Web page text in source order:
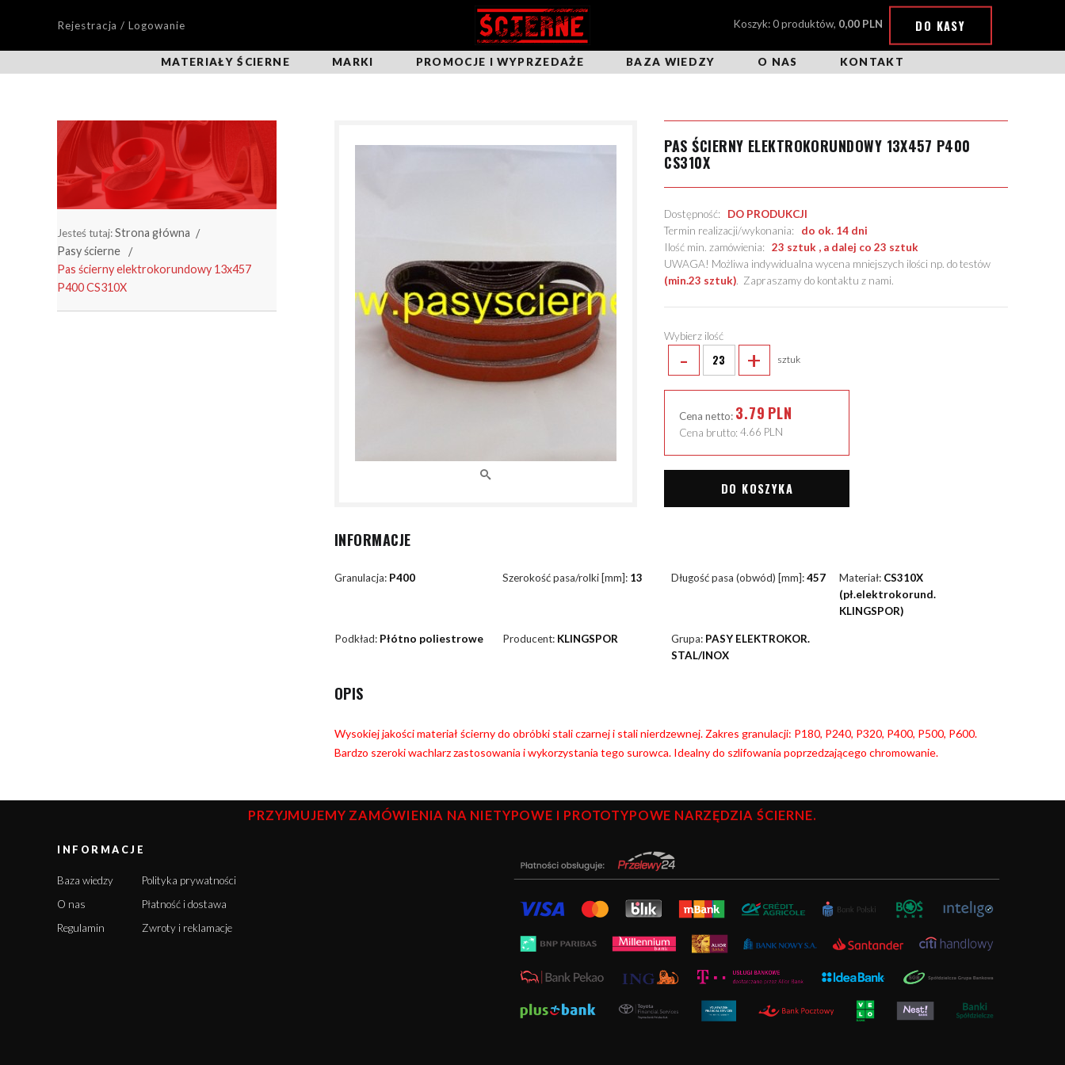
Rejestracja / Logowanie Koszyk: 0 produktów, 0,00 PLN DO KASY
MATERIAŁY ŚCIERNE MARKI PROMOCJE I WYPRZEDAŻE BAZA WIEDZY O NAS KONTAKT
Jesteś tutaj:Strona główna
Pasy ścierne
Pas ścierny elektrokorundowy 13x457
P400 CS310X
PAS ŚCIERNY ELEKTROKORUNDOWY 13X457 P400
CS310X
Dostępność: DO PRODUKCJI
Termin realizacji/wykonania: do ok. 14 dni
Ilość min. zamówienia:23 sztuk , a dalej co 23 sztuk
UWAGA! Możliwa indywidualna wycena mniejszych ilości np. do testów
(min.23 sztuk). Zapraszamy do kontaktu z nami.
Wybierz ilość
- + sztuk
Cena netto: 3.79 PLN
Cena brutto:4.66 PLN
DO KOSZYKA
INFORMACJE
Granulacja: P400 Szerokość pasa/rolki [mm]: 13 Długość pasa (obwód) [mm]:457 Materiał: CS310X
(pł.elektrokorund.
KLINGSPOR)
Podkład: Płótno poliestrowe Producent: KLINGSPOR Grupa: PASY ELEKTROKOR.
STAL/INOX
OPIS
Wysokiej jakości materiał ścierny do obróbki stali czarnej i stali nierdzewnej. Zakres granulacji: P180, P240, P320, P400, P500, P600.
Bardzo szeroki wachlarz zastosowania i wykorzystania tego surowca. Idealny do szlifowania poprzedzającego chromowanie.
PRZYJMUJEMY ZAMÓWIENIA NA NIETYPOWE I PROTOTYPOWE NARZĘDZIA ŚCIERNE.
INFORMACJE
Baza wiedzy
O nas
Regulamin
Polityka prywatności
Płatność i dostawa
Zwroty i reklamacje